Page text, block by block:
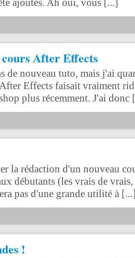
ajoutés. Ah oui, vous [...]
After Effects
de nouveau tuto, mais j'ai
Effects faisait vraiment
plus récemment. J'ai donc
la rédaction d'un nouveau
débutants (les vrais de
pas d'une grande utilité à
!